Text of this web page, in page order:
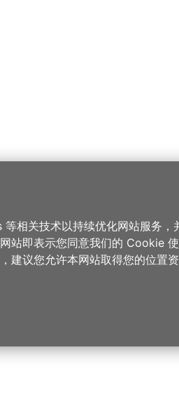
相关技术以持续优化网站服务，
站即表示您同意我们的 Cookie
建议您允许本网站取得您的位置